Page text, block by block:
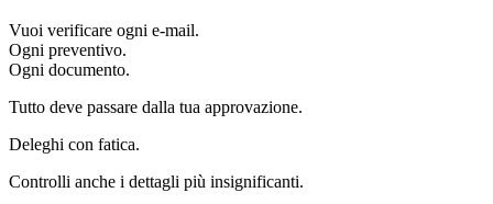
Vuoi verificare ogni e-mail.
Ogni preventivo.
Ogni documento.
Tutto deve passare dalla tua approvazione.
Deleghi con fatica.
Controlli anche i dettagli più insignificanti.